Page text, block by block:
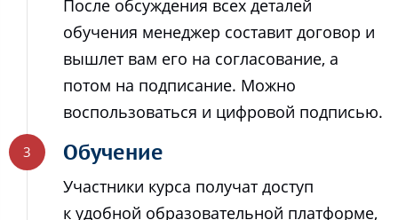
После обсуждения всех деталей
обучения менеджер составит договор и
вышлет вам его на согласование, а
потом на подписание. Можно
воспользоваться и цифровой подписью.
Обучение
Участники курса получат доступ
к удобной образовательной платформе,